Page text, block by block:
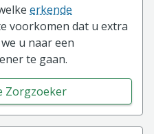
erkende
voorkomen dat u extra
u naar een
te gaan.
Zorgzoeker